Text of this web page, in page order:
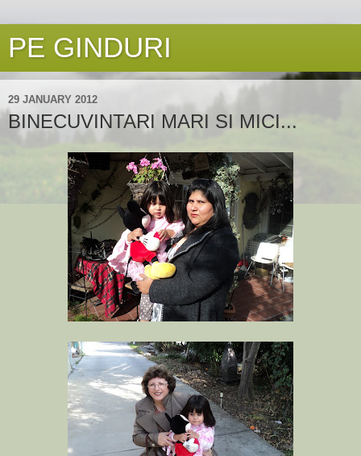
PE GINDURI
29 JANUARY 2012
BINECUVINTARI MARI SI MICI...